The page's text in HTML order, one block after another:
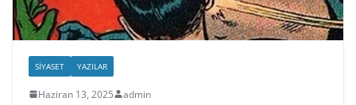
SIYASET YAZILAR
Haziran 13, 2025 admin